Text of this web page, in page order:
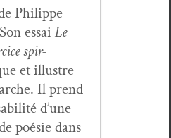
Philippe
essai Le
spir­
et illus­tre
Il prend
d’une
poésie dans